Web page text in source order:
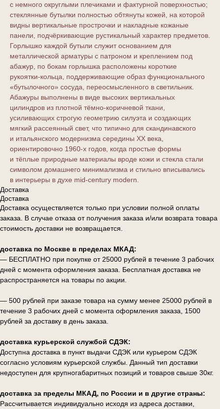
с немного округлыми плечиками и фактурной поверхностью;
стеклянные бутылки полностью обтянуты кожей, на которой
видны вертикальные прострочки и накладные кожаные
панели, подчёркивающие рустикальный характер предметов.
Горлышко каждой бутыли служит основанием для
металлической арматуры с патроном и креплением под
абажур, по бокам горлышка расположены короткие
рукоятки‑кольца, поддерживающие образ функционального
«бутылочного» сосуда, переосмысленного в светильник.
Абажуры выполнены в виде высоких вертикальных
цилиндров из плотной тёмно‑коричневой ткани,
усиливающих строгую геометрию силуэта и создающих
мягкий рассеянный свет, что типично для скандинавского
и итальянского модернизма середины XX века,
ориентировочно 1960‑х годов, когда простые формы
и тёплые природные материалы вроде кожи и стекла стали
символом домашнего минимализма и стильно вписывались
в интерьеры в духе mid‑century modern.
Доставка
Доставка
Доставка осуществляется только при условии полной оплаты
заказа. В случае отказа от получения заказа и/или возврата товара
стоимость доставки не возвращается.
доставка по Москве в пределах МКАД:
— БЕСПЛАТНО при покупке от 25000 рублей в течение 3 рабочих
дней с момента оформления заказа. Бесплатная доставка не
распространяется на товары по акции.
— 500 рублей при заказе товара на сумму менее 25000 рублей в
течение 3 рабочих дней с момента оформления заказа, 1500
рублей за доставку в день заказа.
доставка курьерской службой СДЭК:
Доступна доставка в пункт выдачи СДЭК или курьером СДЭК
согласно условиям курьерской службы. Данный тип доставки
недоступен для крупногабаритных позиций и товаров свыше 30кг.
доставка за пределы МКАД, по России и в другие страны:
Рассчитывается индивидуально исходя из адреса доставки,